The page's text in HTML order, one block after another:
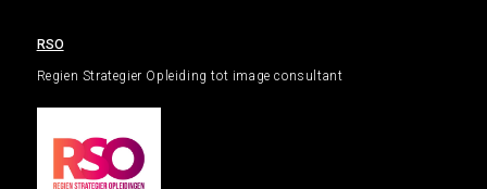
RSO
Regien Strategier Opleiding tot image consultant